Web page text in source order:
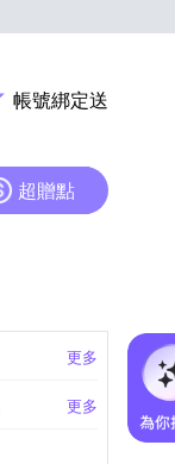
帳號綁定送
超贈點
更多
更多